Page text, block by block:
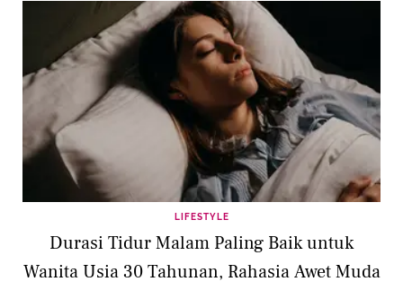
LIFESTYLE
Durasi Tidur Malam Paling Baik untuk
Wanita Usia 30 Tahunan, Rahasia Awet Muda